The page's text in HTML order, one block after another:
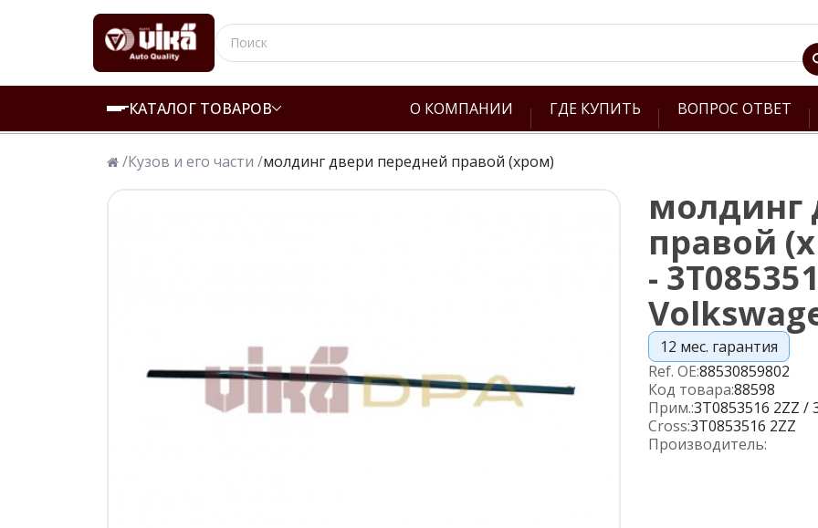
КАТАЛОГ ТОВАРОВ О КОМПАНИИ ГДЕ КУПИТЬ ВОПРОС ОТВЕТ
/Кузов и его части /молдинг двери передней правой (хром)
молдинг
правой
-
12 мес. гарантия
Ref. OE:88530859802
Код товара:88598
Прим.:3T0853516 2ZZ /
Cross:3T0853516 2ZZ
Производитель: